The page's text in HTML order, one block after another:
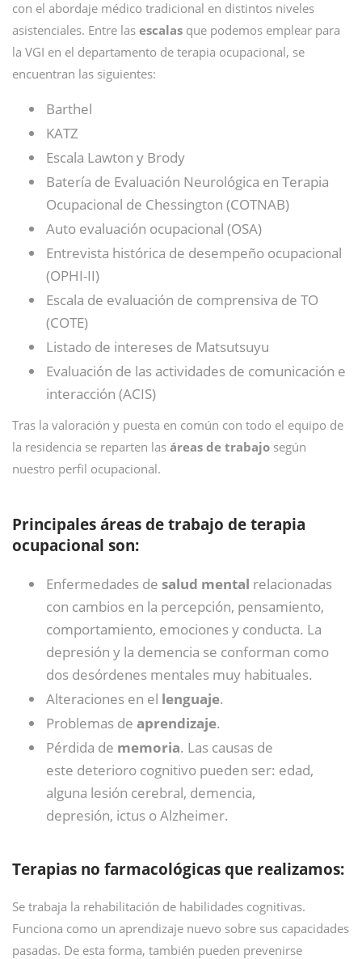
con el abordaje médico tradicional en distintos niveles
asistenciales. Entre las escalas que podemos emplear para
la VGI en el departamento de terapia ocupacional, se
encuentran las siguientes:
Barthel
KATZ
Escala Lawton y Brody
Batería de Evaluación Neurológica en Terapia
Ocupacional de Chessington (COTNAB)
Auto evaluación ocupacional (OSA)
Entrevista histórica de desempeño ocupacional
(OPHI-II)
Escala de evaluación de comprensiva de TO
(COTE)
Listado de intereses de Matsutsuyu
Evaluación de las actividades de comunicación e
interacción (ACIS)
Tras la valoración y puesta en común con todo el equipo de
la residencia se reparten las áreas de trabajo según
nuestro perfil ocupacional.
Principales áreas de trabajo de terapia
ocupacional son:
Enfermedades de salud mental relacionadas
con cambios en la percepción, pensamiento,
comportamiento, emociones y conducta. La
depresión y la demencia se conforman como
dos desórdenes mentales muy habituales.
Alteraciones en el lenguaje.
Problemas de aprendizaje.
Pérdida de memoria. Las causas de
este deterioro cognitivo pueden ser: edad,
alguna lesión cerebral, demencia,
depresión, ictus o Alzheimer.
Terapias no farmacológicas que realizamos:
Se trabaja la rehabilitación de habilidades cognitivas.
Funciona como un aprendizaje nuevo sobre sus capacidades
pasadas. De esta forma, también pueden prevenirse